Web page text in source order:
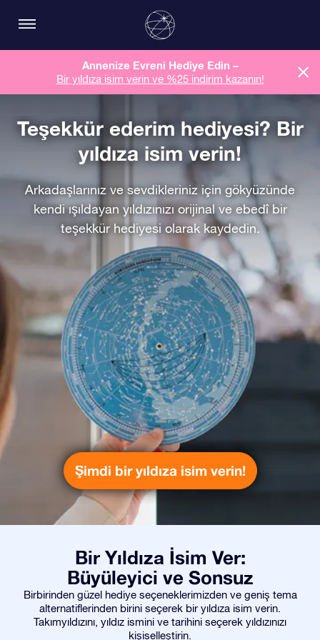
Annenize Evreni Hediye Edin –
Bir yıldıza isim verin ve %25 indirim kazanın!
Teşekkür ederim hediyesi? Bir
yıldıza isim verin!
Arkadaşlarınız ve sevdikleriniz için gökyüzünde
kendi ışıldayan yıldızınızı orijinal ve ebedî bir
teşekkür hediyesi olarak kaydedin.
Şimdi bir yıldıza isim verin!
Bir Yıldıza İsim Ver:
Büyüleyici ve Sonsuz
Birbirinden güzel hediye seçeneklerimizden ve geniş tema
alternatiflerinden birini seçerek bir yıldıza isim verin.
Takımyıldızını, yıldız ismini ve tarihini seçerek yıldızınızı
kişiselleştirin.